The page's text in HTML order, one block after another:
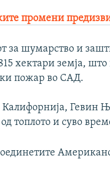
промени
за шумарство и
хектари земја,
пожар во САД.
Гевин
топлото и суво